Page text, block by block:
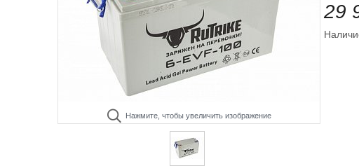
Нажмите, чтобы увеличить изображение
29